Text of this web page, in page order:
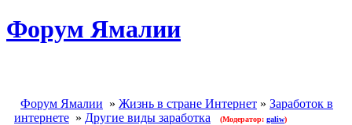
Форум Ямалии
Форум Ямалии » Жизнь в стране Интернет » Заработок в
интернете » Другие виды заработка (Модератор: galiw)